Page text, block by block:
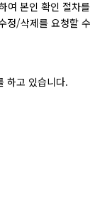
여 본인 확인 절차
정/삭제를 요청할
하고 있습니다.